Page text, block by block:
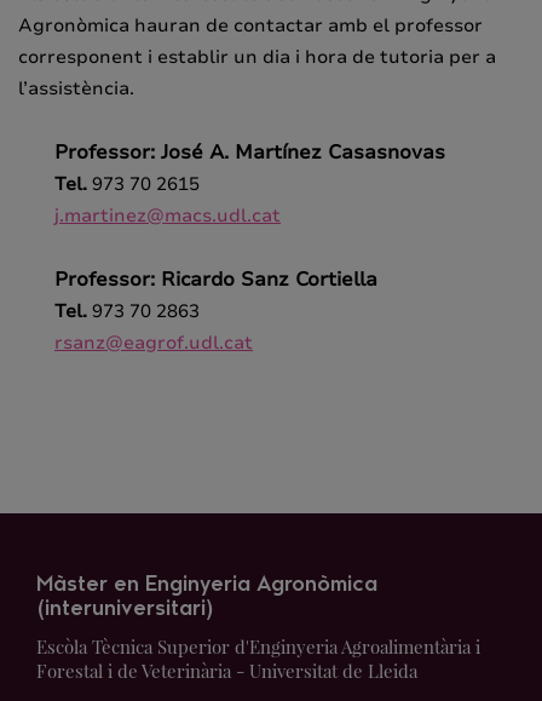
Agronòmica hauran de contactar amb el professor
corresponent i establir un dia i hora de tutoria per a
l’assistència.
Professor: José A. Martínez Casasnovas
Tel. 973 70 2615
j.martinez@macs.udl.cat
Professor: Ricardo Sanz Cortiella
Tel. 973 70 2863
rsanz@eagrof.udl.cat
Màster en Enginyeria Agronòmica
(interuniversitari)
Escòla Tècnica Superior d'Enginyeria Agroalimentària i
Forestal i de Veterinària - Universitat de Lleida